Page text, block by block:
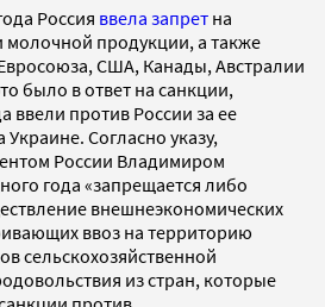
Россия ввела запрет на
молочной продукции, а также
США, Канады, Австралии
было в ответ на санкции,
ввели против России за ее
Согласно указу,
России Владимиром
года «запрещается либо
внешнеэкономических
ввоз на территорию
сельскохозяйственной
из стран, которые